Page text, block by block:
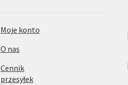
Moje konto
O nas
Cennik
przesyłek